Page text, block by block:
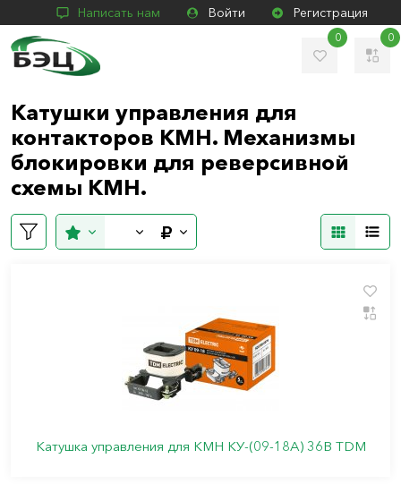
Написать нам Войти Регистрация
0 0
Катушки управления для
контакторов КМН. Механизмы
блокировки для реверсивной
схемы КМН.
Катушка управления для КМН КУ-(09-18А) 36В TDM